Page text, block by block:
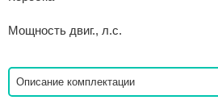
Мощность двиг., л.с.
Описание комплектации